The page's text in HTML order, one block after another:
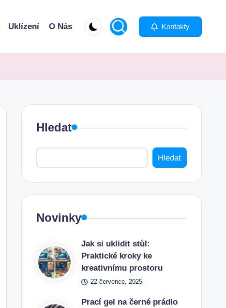
Uklízení O Nás Kontakty
Hledat
Hledat
Novinky
Jak si uklidit stůl:
Praktické kroky ke
kreativnímu prostoru
22 července, 2025
Prací gel na černé prádlo